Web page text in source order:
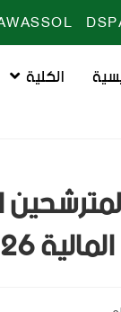
الكلية
2026